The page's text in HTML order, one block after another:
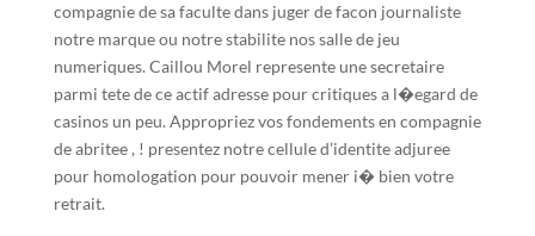
compagnie de sa faculte dans juger de facon journaliste
notre marque ou notre stabilite nos salle de jeu
numeriques. Caillou Morel represente une secretaire
parmi tete de ce actif adresse pour critiques a l�egard de
casinos un peu. Appropriez vos fondements en compagnie
de abritee , ! presentez notre cellule d’identite adjuree
pour homologation pour pouvoir mener i� bien votre
retrait.